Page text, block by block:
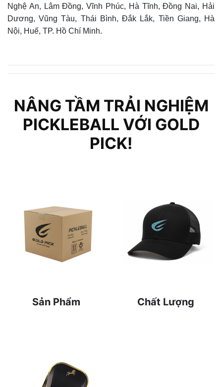
Nghệ An, Lâm Đồng, Vĩnh Phúc, Hà Tĩnh, Đồng Nai, Hải
Dương, Vũng Tàu, Thái Bình, Đắk Lắk, Tiền Giang, Hà
Nội, Huế, TP. Hồ Chí Minh.
NÂNG TẦM TRẢI NGHIỆM
PICKLEBALL VỚI GOLD
PICK!
Sản Phẩm Chất Lượng